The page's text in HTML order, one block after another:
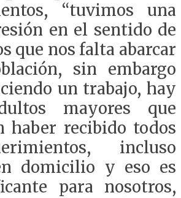
“tuvimos una
en el sentido de
que nos falta abarcar
sin embargo
un trabajo, hay
mayores que
haber recibido todos
incluso
domicilio y eso es
para nosotros,